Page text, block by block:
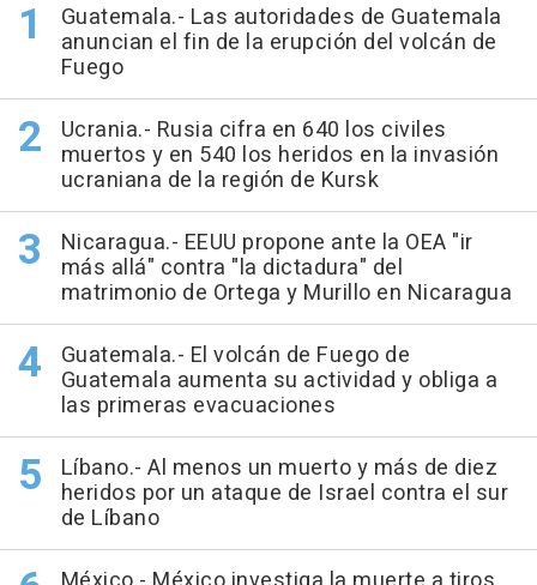
Guatemala.- Las autoridades de Guatemala
anuncian el fin de la erupción del volcán de
Fuego
Ucrania.- Rusia cifra en 640 los civiles
muertos y en 540 los heridos en la invasión
ucraniana de la región de Kursk
Nicaragua.- EEUU propone ante la OEA "ir
más allá" contra "la dictadura" del
matrimonio de Ortega y Murillo en Nicaragua
Guatemala.- El volcán de Fuego de
Guatemala aumenta su actividad y obliga a
las primeras evacuaciones
Líbano.- Al menos un muerto y más de diez
heridos por un ataque de Israel contra el sur
de Líbano